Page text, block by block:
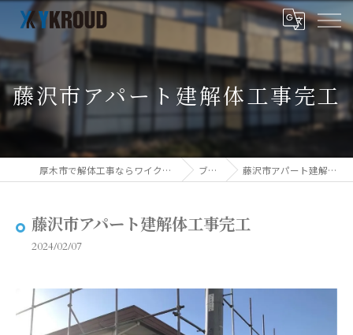
藤沢市アパート建解体工事完工
厚木市で解体工事ならワイクラウド株式会社 ブログ 藤沢市アパート建解体工事完工
藤沢市アパート建解体工事完工
2024/02/07